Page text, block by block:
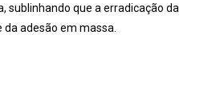
sublinhando que a erradicação da
adesão em massa.